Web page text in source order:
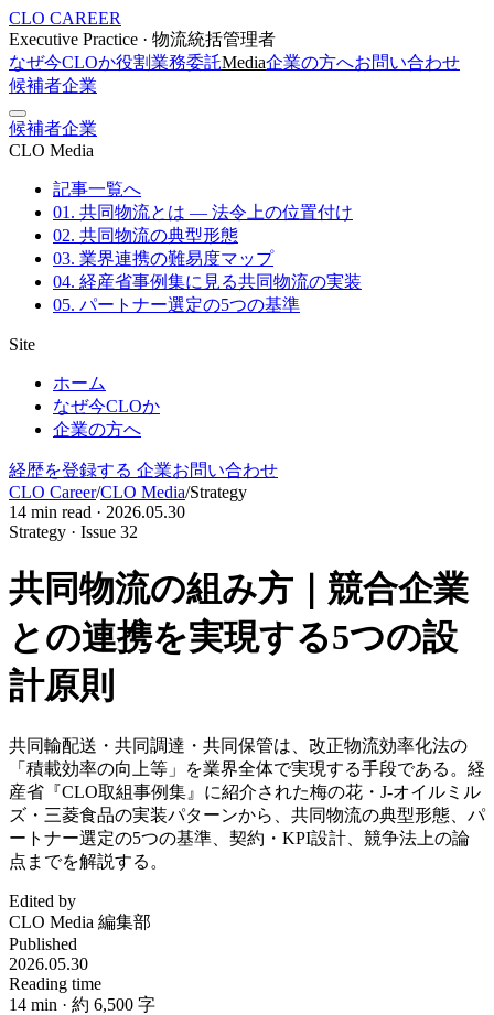
CLO CAREER
Executive Practice · 物流統括管理者
なぜ今CLOか役割業務委託Media企業の方へお問い合わせ
候補者企業
候補者企業
CLO Media
記事一覧へ
01. 共同物流とは — 法令上の位置付け
02. 共同物流の典型形態
03. 業界連携の難易度マップ
04. 経産省事例集に見る共同物流の実装
05. パートナー選定の5つの基準
Site
ホーム
なぜ今CLOか
企業の方へ
経歴を登録する 企業お問い合わせ
CLO Career/CLO Media/Strategy
14 min read · 2026.05.30
Strategy · Issue 32
共同物流の組み方｜競合企業
との連携を実現する5つの設
計原則
共同輸配送・共同調達・共同保管は、改正物流効率化法の
「積載効率の向上等」を業界全体で実現する手段である。経
産省『CLO取組事例集』に紹介された梅の花・J-オイルミル
ズ・三菱食品の実装パターンから、共同物流の典型形態、パ
ートナー選定の5つの基準、契約・KPI設計、競争法上の論
点までを解説する。
Edited by
CLO Media 編集部
Published
2026.05.30
Reading time
14 min · 約 6,500 字